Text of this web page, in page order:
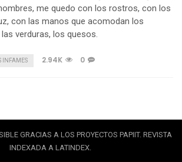
me quedo con los rostros, con los
con las manos que acomodan los
verduras, los quesos.
INFAMES 2.94K 0
GRACIAS A LOS PROYECTOS PAPIIT. REVISTA
INDEXADA A LATINDEX.